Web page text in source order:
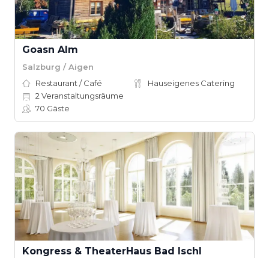
Goasn Alm
Salzburg / Aigen
Restaurant / Café
Hauseigenes Catering
2 Veranstaltungsräume
70 Gäste
Kongress & TheaterHaus Bad Ischl